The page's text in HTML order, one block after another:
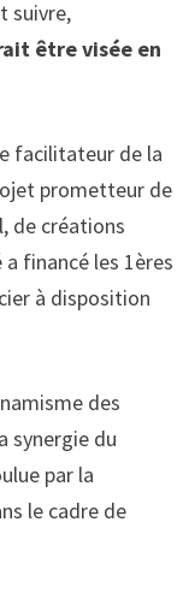
suivre,
être visée en
facilitateur de la
prometteur de
de créations
financé les 1ères
à disposition
des
synergie du
par la
le cadre de